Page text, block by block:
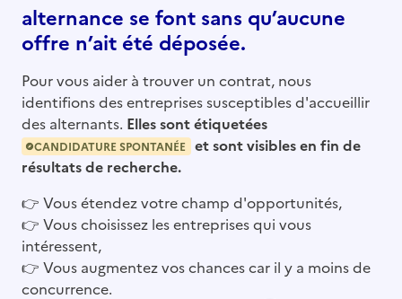
alternance se font sans qu’aucune
offre n’ait été déposée.
Pour vous aider à trouver un contrat, nous
identifions des entreprises susceptibles d'accueillir
des alternants. Elles sont étiquetées
CANDIDATURE SPONTANÉE
et sont visibles en fin de
résultats de recherche.
👉 Vous étendez votre champ d'opportunités,
👉 Vous choisissez les entreprises qui vous
intéressent,
👉 Vous augmentez vos chances car il y a moins de
concurrence.